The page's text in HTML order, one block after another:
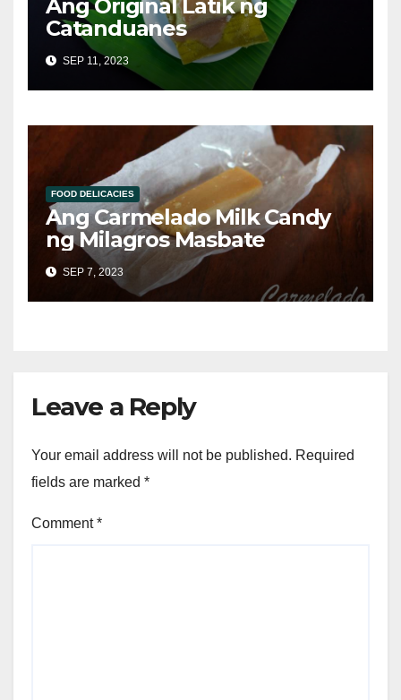
Ang Original Latik ng
Catanduanes
SEP 11, 2023
FOOD DELICACIES
Ang Carmelado Milk Candy
ng Milagros Masbate
SEP 7, 2023
Leave a Reply
Your email address will not be published. Required
fields are marked *
Comment*